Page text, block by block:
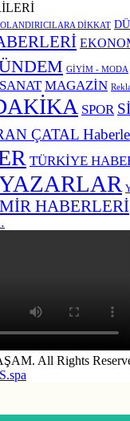
DİKKAT
GİYİM - MODA
MAGAZİN
SPOR
ÇATAL
TÜRKİYE
HABERLERİ
All Rights